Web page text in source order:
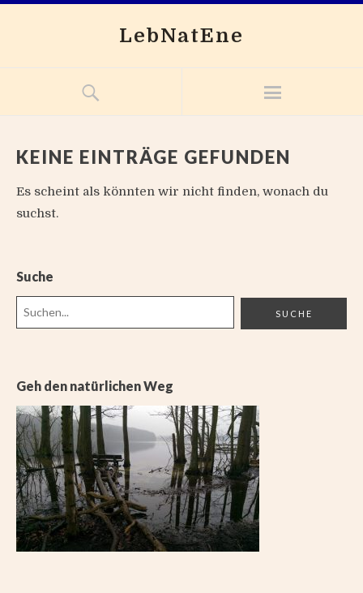
LebNatEne
KEINE EINTRÄGE GEFUNDEN
Es scheint als könnten wir nicht finden, wonach du
suchst.
Suche
Geh den natürlichen Weg